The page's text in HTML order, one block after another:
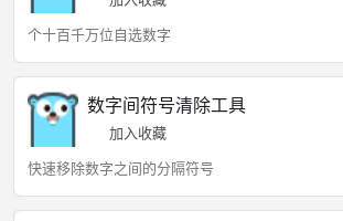
个十百千万位自选数字
数字间符号清除工具
加入收藏
快速移除数字之间的分隔符号